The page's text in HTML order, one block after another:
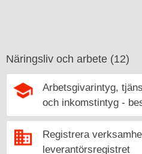
Näringsliv och arbete (12)
Arbetsgivarintyg,
och inkomstintyg -
Registrera
leverantörsregistret